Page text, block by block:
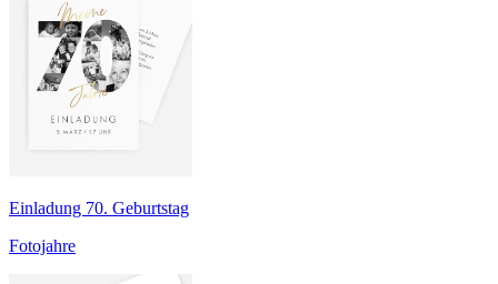
Einladung 70. Geburtstag
Fotojahre